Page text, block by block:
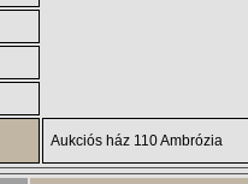
Aukciós ház 110 Ambrózia